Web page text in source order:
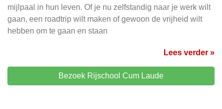
mijlpaal in hun leven. Of je nu zelfstandig naar je werk wilt
gaan, een roadtrip wilt maken of gewoon de vrijheid wilt
hebben om te gaan en staan
Lees verder »
Bezoek Rijschool Cum Laude